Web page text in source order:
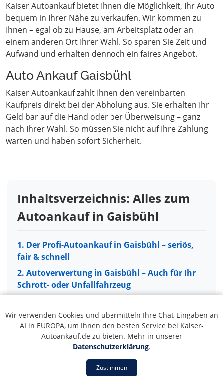
Kaiser Autoankauf bietet Ihnen die Möglichkeit, Ihr Auto
bequem in Ihrer Nähe zu verkaufen. Wir kommen zu
Ihnen – egal ob zu Hause, am Arbeitsplatz oder an
einem anderen Ort Ihrer Wahl. So sparen Sie Zeit und
Aufwand und erhalten dennoch ein faires Angebot.
Auto Ankauf Gaisbühl
Kaiser Autoankauf zahlt Ihnen den vereinbarten
Kaufpreis direkt bei der Abholung aus. Sie erhalten Ihr
Geld bar auf die Hand oder per Überweisung – ganz
nach Ihrer Wahl. So müssen Sie nicht auf Ihre Zahlung
warten und haben sofort Sicherheit.
Inhaltsverzeichnis: Alles zum
Autoankauf in Gaisbühl
1. Der Profi-Autoankauf in Gaisbühl – seriös,
fair & schnell
2. Autoverwertung in Gaisbühl – Auch für Ihr
Schrott- oder Unfallfahrzeug
Gaisbühl ab
4. Unser Servicegebiet: Autoankauf in ganz
Gaisbühl und Umgebung
5. 5 Gründe für unseren Autoankauf-Service
1. Der Profi-Autoankauf in Gaisbühl
Wir verwenden Cookies und übermitteln Ihre Chat-Eingaben an
AI in EUROPA, um Ihnen den besten Service bei Kaiser-
Autoankauf.de zu bieten. Mehr in unserer
Datenschutzerklärung.
Zustimmen